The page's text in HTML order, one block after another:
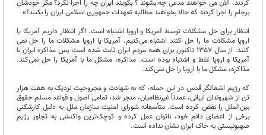
کردند. الان می خواهند مدعی چه بشوند ؟ بگویند ایران چه را اجرا نکرد؟ مگر خودشان
برجام را اجرا کردند که حالا بخواهند مطالبه تعهدات جمهوری اسلامی ایران را بکنند؟»
انتظار برای حل مشکلات توسط آمریکا و اروپا اشتباه است. اگر انتظار داریم آمریکا یا
اروپا مشکلات ما را حل کنند اشتباه می‌کنیم. آمریکا یا اروپا مشکلات ما را حل نمی
کنند. از سال 1357 تاکنون برای همه مردم ایران ثابت شده است پس مذاکره ایران با
آمریکا و اروپا غلط و اشتباه بوده است. مذاکره، مشکل ما با آمریکا را حل نمی‌کند.
مذاکره، مشکل ما با اروپا را حل نمی‌کند.
که رژیم اشغالگر قدس در این حمله، که به شهادت و مجروحیت نزدیک به هفت هزار
تن از شهروندان ایرانی، عمدتاً غیرنظامیان، منجر شد، تمامی اصول و قواعد مسلم حقوق
بین‌الملل را نقض کرده است. متأسفانه شورای امنیت سازمان ملل به دلیل کارشکنی
برخی از اعضای دائم خود، ناتوان عمل کرده و کوچک‌ترین واکنشی به تجاوز رژیم
صهیونیستی به خاک ایران نشان نداده است.